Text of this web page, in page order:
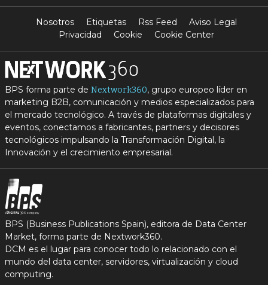
Nosotros Etiquetas Rss Feed
Aviso Legal
Privacidad
Cookie Cookie Center
BPS forma parte de Nextwork360, grupo europeo líder en
marketing B2B, comunicación y medios especializados para
el mercado tecnológico. A través de plataformas digitales y
eventos, conectamos a fabricantes, partners y decisores
tecnológicos impulsando la Transformación Digital, la
Innovación y el crecimiento empresarial.
BPS (Business Publications Spain), editora de Data Center
Market, forma parte de Nextwork360.
DCM es el lugar para conocer todo lo relacionado con el
mundo del data center, servidores, virtualización y cloud
computing.